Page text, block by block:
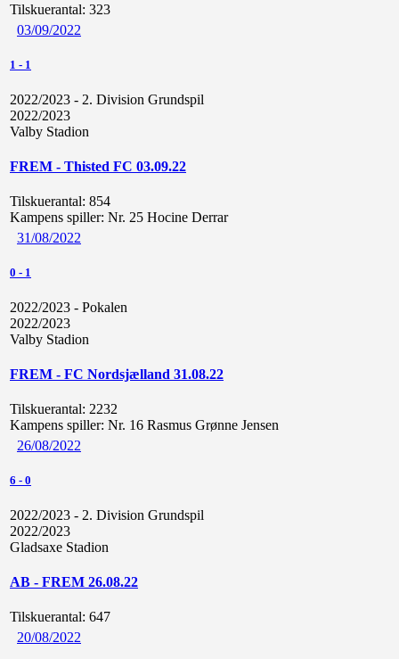
Tilskuerantal: 323
03/09/2022
1 - 1
2022/2023 - 2. Division Grundspil
2022/2023
Valby Stadion
FREM - Thisted FC 03.09.22
Tilskuerantal: 854
Kampens spiller: Nr. 25 Hocine Derrar
31/08/2022
0 - 1
2022/2023 - Pokalen
2022/2023
Valby Stadion
FREM - FC Nordsjælland 31.08.22
Tilskuerantal: 2232
Kampens spiller: Nr. 16 Rasmus Grønne Jensen
26/08/2022
6 - 0
2022/2023 - 2. Division Grundspil
2022/2023
Gladsaxe Stadion
AB - FREM 26.08.22
Tilskuerantal: 647
20/08/2022